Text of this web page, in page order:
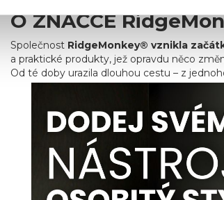
O ZNAČCE
Společnost RidgeMonkey® vznikla
a praktické produkty, jež opravdu něco
Od té doby urazila dlouhou cestu – z